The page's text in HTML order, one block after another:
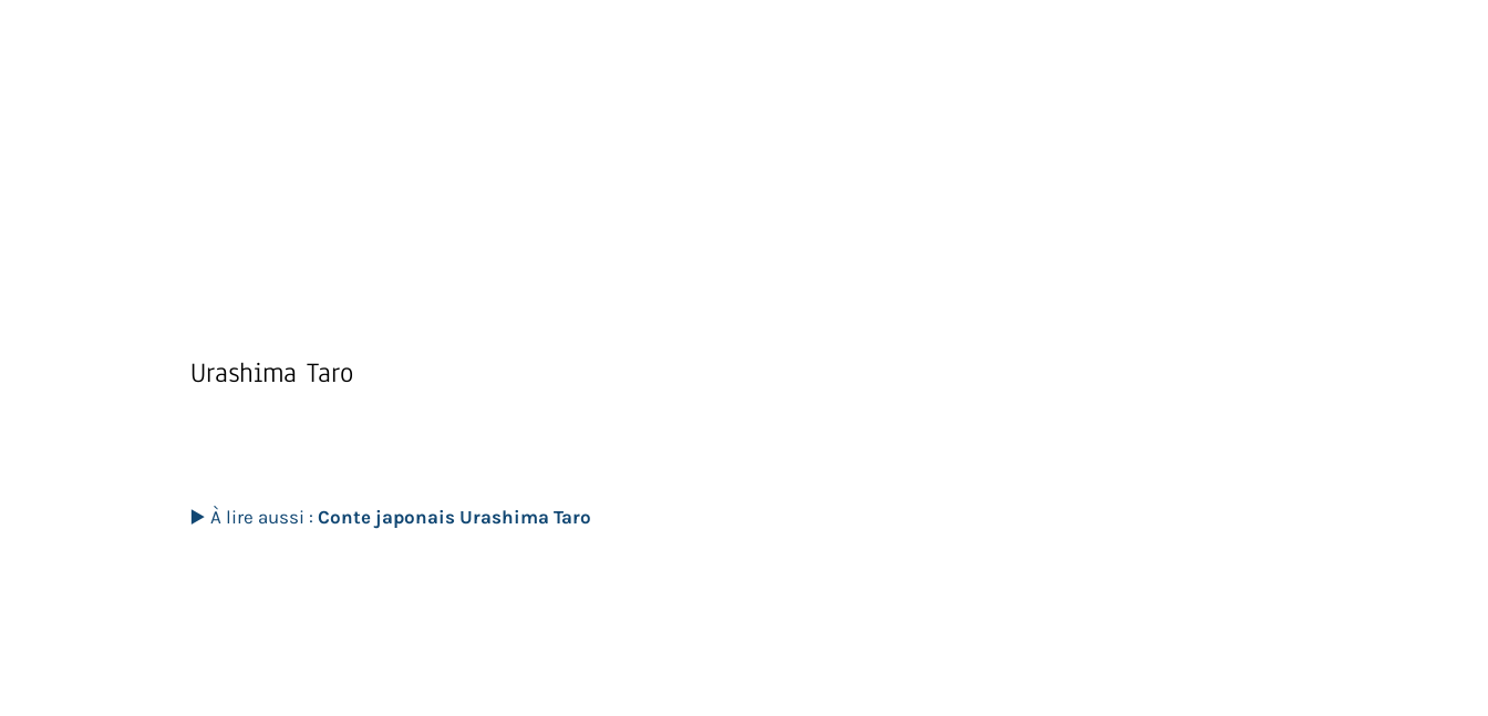
Urashima Taro
▶️ À lire aussi : Conte japonais Urashima Taro